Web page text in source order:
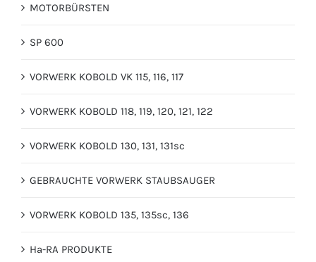
MOTORBÜRSTEN
SP 600
VORWERK KOBOLD VK 115, 116, 117
VORWERK KOBOLD 118, 119, 120, 121, 122
VORWERK KOBOLD 130, 131, 131sc
GEBRAUCHTE VORWERK STAUBSAUGER
VORWERK KOBOLD 135, 135sc, 136
Ha-RA PRODUKTE